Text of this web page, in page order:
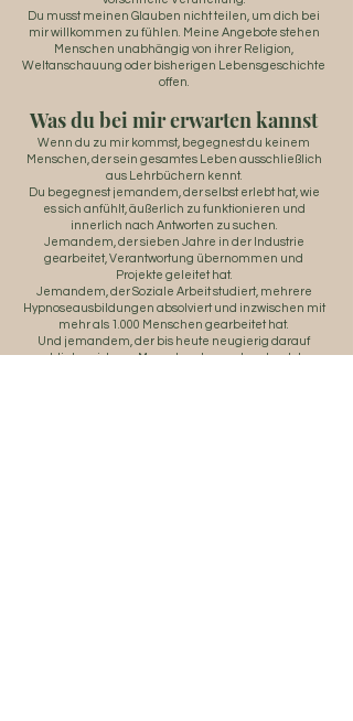
Du musst meinen Glauben nicht teilen, um dich bei
mir willkommen zu fühlen. Meine Angebote stehen
Menschen unabhängig von ihrer Religion,
Weltanschauung oder bisherigen Lebensgeschichte
offen.
Was du bei mir erwarten kannst
Wenn du zu mir kommst, begegnest du keinem
Menschen, der sein gesamtes Leben ausschließlich
aus Lehrbüchern kennt.
Du begegnest jemandem, der selbst erlebt hat, wie
es sich anfühlt, äußerlich zu funktionieren und
innerlich nach Antworten zu suchen.
Jemandem, der sieben Jahre in der Industrie
gearbeitet, Verantwortung übernommen und
Projekte geleitet hat.
Jemandem, der Soziale Arbeit studiert, mehrere
Hypnoseausbildungen absolviert und inzwischen mit
mehr als 1.000 Menschen gearbeitet hat.
Und jemandem, der bis heute neugierig darauf
geblieben ist, was Menschen bewegt und welche